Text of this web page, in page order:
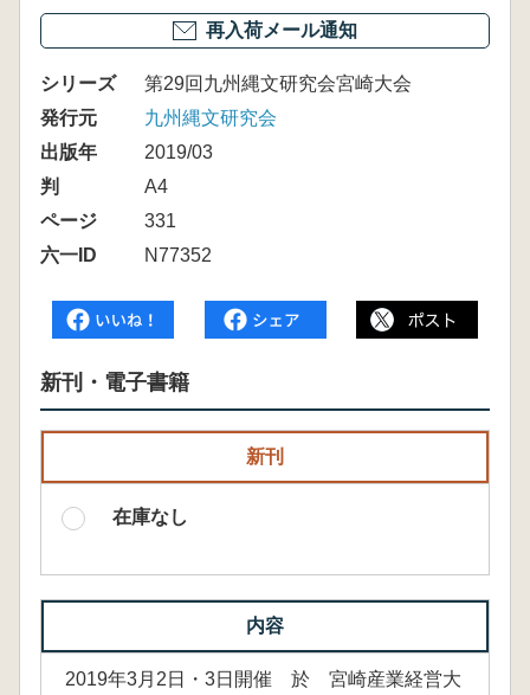
再入荷メール通知
シリーズ
第29回九州縄文研究会宮崎大会
発行元
九州縄文研究会
出版年
2019/03
判
A4
ページ
331
六一ID
N77352
新刊・電子書籍
新刊
在庫なし
内容
2019年3月2日・3日開催 於 宮崎産業経営大